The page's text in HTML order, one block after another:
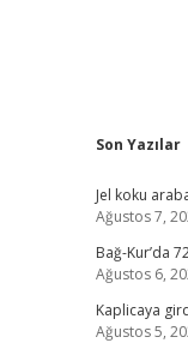
Son Yazılar
Jel koku
Ağustos 7,
Bağ-Kur’da
Ağustos 6,
Kaplicaya
Ağustos 5,